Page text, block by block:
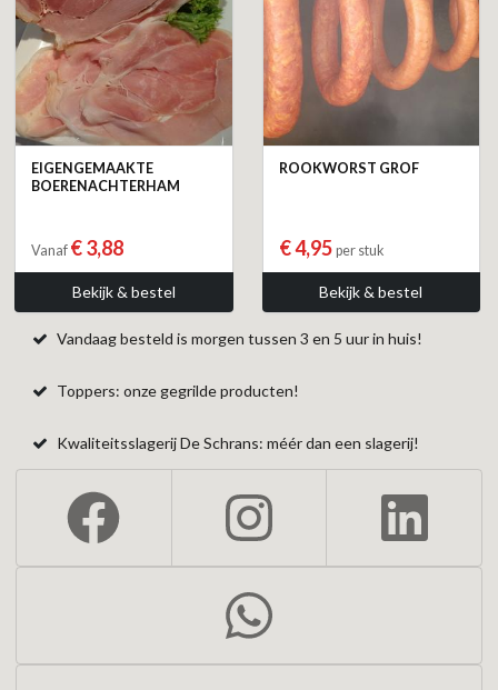
EIGENGEMAAKTE
BOERENACHTERHAM
Vanaf € 3,88
Bekijk & bestel
ROOKWORST GROF
€ 4,95 per stuk
Bekijk & bestel
Vandaag besteld is morgen tussen 3 en 5 uur in huis!
Toppers: onze gegrilde producten!
Kwaliteitsslagerij De Schrans: méér dan een slagerij!